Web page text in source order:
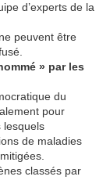
d’experts de la
peuvent être
» par les
du
pour
lesquels
de maladies
classés par